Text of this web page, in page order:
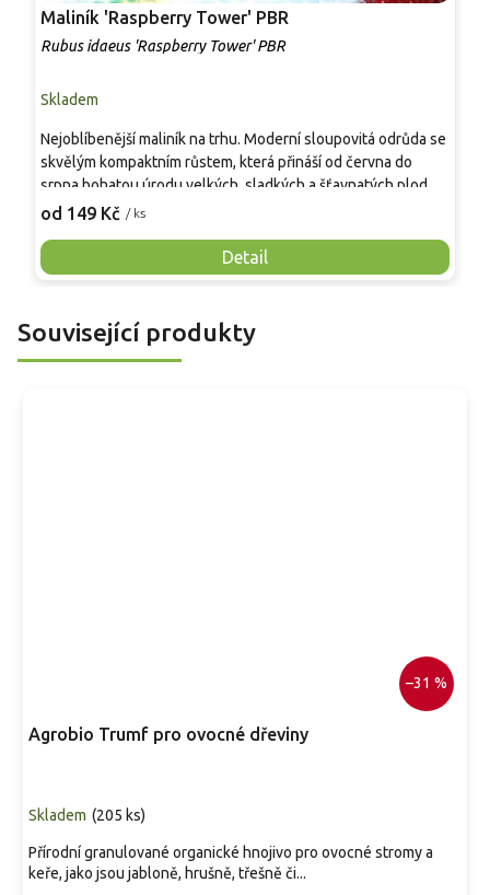
Maliník 'Raspberry Tower' PBR
Rubus idaeus 'Raspberry Tower' PBR
Skladem
od 149 Kč / ks
Detail
Nejoblíbenější maliník na trhu. Moderní sloupovitá odrůda se
skvělým kompaktním růstem, která přináší od června do
srpna bohatou úrodu velkých, sladkých a šťavnatých plodů.
Pevné vzpřímené výhony tvoří elegantní habitus bez
Mrazuvzdornost do −25 °C a spolehlivá vitalita z něj dělají
skvělou volbu pro každého pěstitele.
Související produkty
–31 %
Agrobio Trumf pro ovocné dřeviny
Skladem (205 ks)
Přírodní granulované organické hnojivo pro ovocné stromy a
keře, jako jsou jabloně, hrušně, třešně či...